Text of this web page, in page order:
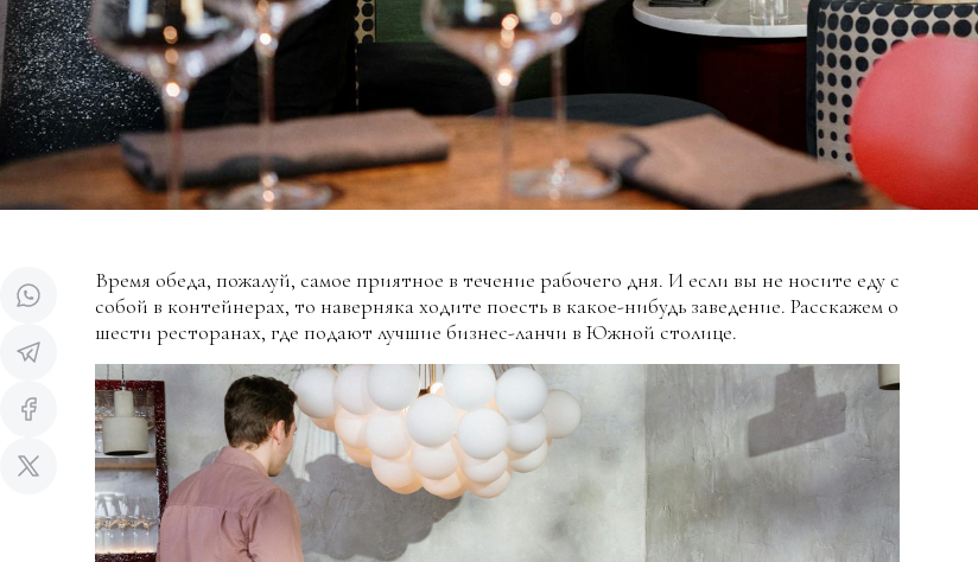
Время обеда, пожалуй, самое приятное в течение рабочего дня. И если вы не носите еду с
собой в контейнерах, то наверняка ходите поесть в какое-нибудь заведение. Расскажем о
шести ресторанах, где подают лучшие бизнес-ланчи в Южной столице.